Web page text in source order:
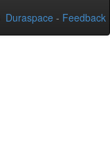
Duraspace - Feedback